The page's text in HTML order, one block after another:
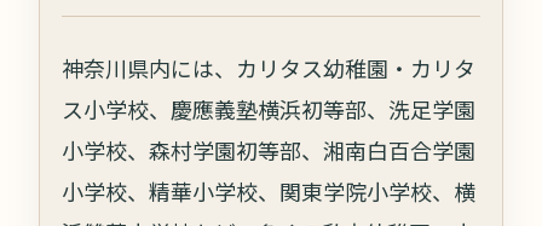
神奈川県内には、カリタス幼稚園・カリタ
ス小学校、慶應義塾横浜初等部、洗足学園
小学校、森村学園初等部、湘南白百合学園
小学校、精華小学校、関東学院小学校、横